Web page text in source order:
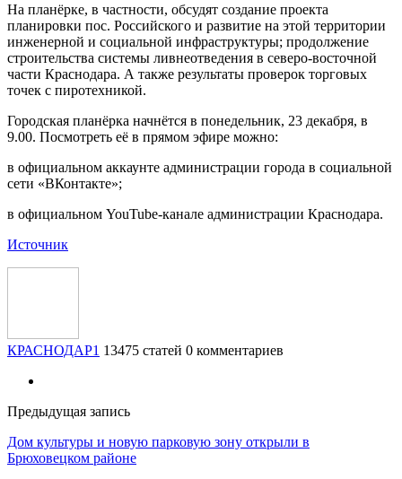
На планёрке, в частности, обсудят создание проекта
планировки пос. Российского и развитие на этой территории
инженерной и социальной инфраструктуры; продолжение
строительства системы ливнеотведения в северо-восточной
части Краснодара. А также результаты проверок торговых
точек с пиротехникой.
Городская планёрка начнётся в понедельник, 23 декабря, в
9.00. Посмотреть её в прямом эфире можно:
в официальном аккаунте администрации города в социальной
сети «ВКонтакте»;
в официальном YouTube-канале администрации Краснодара.
Источник
КРАСНОДАР1 13475 статей 0 комментариев
Предыдущая запись
Дом культуры и новую парковую зону открыли в
Брюховецком районе